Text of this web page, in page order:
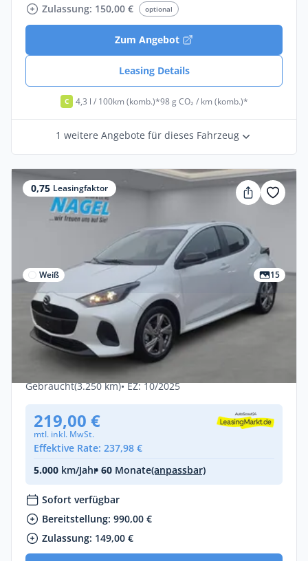
Zulassung: 150,00 € optional
Zum Angebot
Leasing Details
C 4,3 l / 100km (komb.)*98 g CO₂ / km (komb.)*
1 weitere Angebote für dieses Fahrzeug
0,75 Leasingfaktor
Weiß 15
Privat & Gewerbe
Mazda 2 Hybrid 1.5L 116PS *Exclusive-
Line* SOFORT VERFÜGBAR
Benzin •Automatik •116 PS (85 kW)
Gebraucht(3.250 km)• EZ: 10/2025
219,00 €
mtl. inkl. MwSt.
Effektive Rate: 237,98 €
5.000 km/Jahr• 60 Monate(anpassbar)
Sofort verfügbar
Bereitstellung: 990,00 €
Zulassung: 149,00 €